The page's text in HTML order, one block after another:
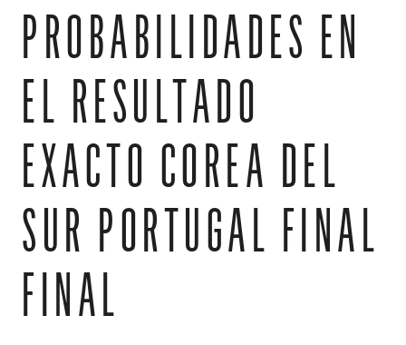
PROBABILIDADES EN
EL RESULTADO
EXACTO COREA DEL
SUR PORTUGAL FINAL
FINAL